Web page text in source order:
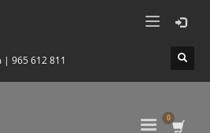
| 965 612 811